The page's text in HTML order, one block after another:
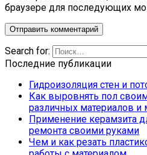
браузере для последующих
Search for:
Последние публикации
Гидроизоляция стен и
Как выровнять пол
различных материалов и
Применение керамзита
ремонта своими руками
Чем и как резать